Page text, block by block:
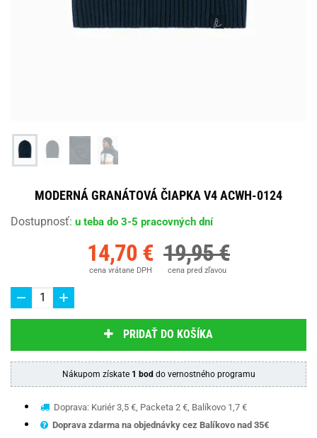
MODERNÁ GRANÁTOVÁ ČIAPKA V4 ACWH-0124
Dostupnosť: u teba do 3-5 pracovných dní
14,70 €
cena vrátane DPH
19,95 €
cena pred zľavou
PRIDAŤ DO KOŠÍKA
Nákupom získate 1 bod do vernostného programu
Doprava: Kuriér 3,5 €, Packeta 2 €, Balíkovo 1,7 €
Doprava zdarma na objednávky cez Balíkovo nad 35€